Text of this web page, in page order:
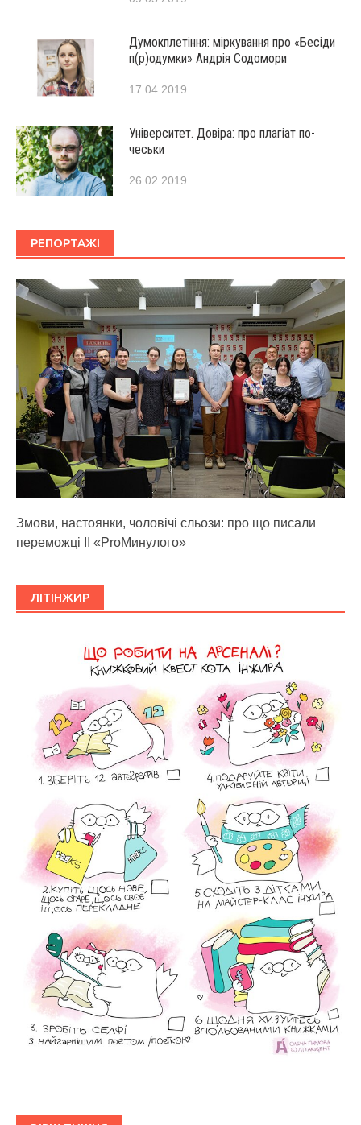
Думокплетіння: міркування про «Бесіди
п(р)одумки» Андрія Содомори
17.04.2019
Університет. Довіра: про плагіат по-
чеськи
26.02.2019
РЕПОРТАЖІ
Змови, настоянки, чоловічі сльози: про що писали
переможці ІІ «ProМинулого»
ЛІТІНЖИР